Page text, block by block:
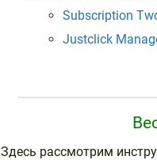
Subscription
Justclick
Здесь рассмотрим